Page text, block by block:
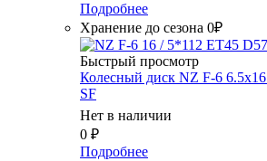
Подробнее
Хранение до сезона 0₽
Быстрый просмотр
Колесный диск NZ F-6
SF
Нет в наличии
0 ₽
Подробнее